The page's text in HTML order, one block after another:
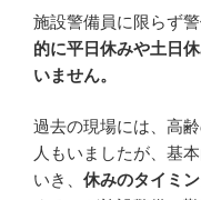
施設警備員に限らず
的に平日休みや土日
いません。
過去の現場には、高
人もいましたが、基
いき、 休みのタイミ